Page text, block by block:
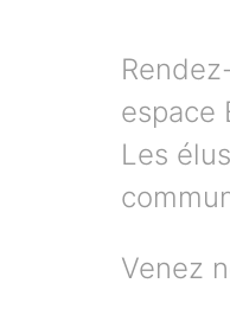
espace
Les
Venez